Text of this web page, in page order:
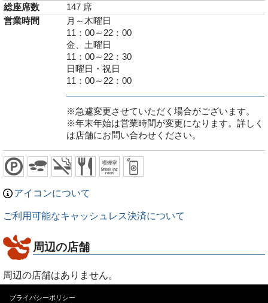
総座席数
147 席
営業時間
月～木曜日
11：00～22：00
金、土曜日
11：00～22：30
日曜日・祝日
11：00～22：00
※急遽変更させていただく場合がございます。
※年末年始は営業時間が変更になります。詳しく
は店舗にお問い合わせください。
アイコンについて
ご利用可能なキャッシュレス決済について
周辺の店舗
周辺の店舗はありません。
プライバシーポリシー